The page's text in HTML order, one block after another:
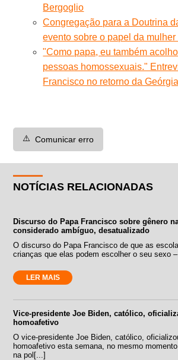
Bergoglio
Congregação para a Doutrina
evento sobre o papel da mulher
"Como papa, eu também
pessoas homossexuais."
Francisco no retorno da Geórgia
⚠️ Comunicar erro
NOTÍCIAS RELACIONADAS
Discurso do Papa Francisco sobre gênero
considerado ambíguo, desatualizado
O discurso do Papa Francisco de que as
crianças que elas podem escolher o seu sexo
LER MAIS
Vice-presidente Joe Biden, católico,
homoafetivo
O vice-presidente Joe Biden, católico,
homoafetivo esta semana, no mesmo
na pol[...]